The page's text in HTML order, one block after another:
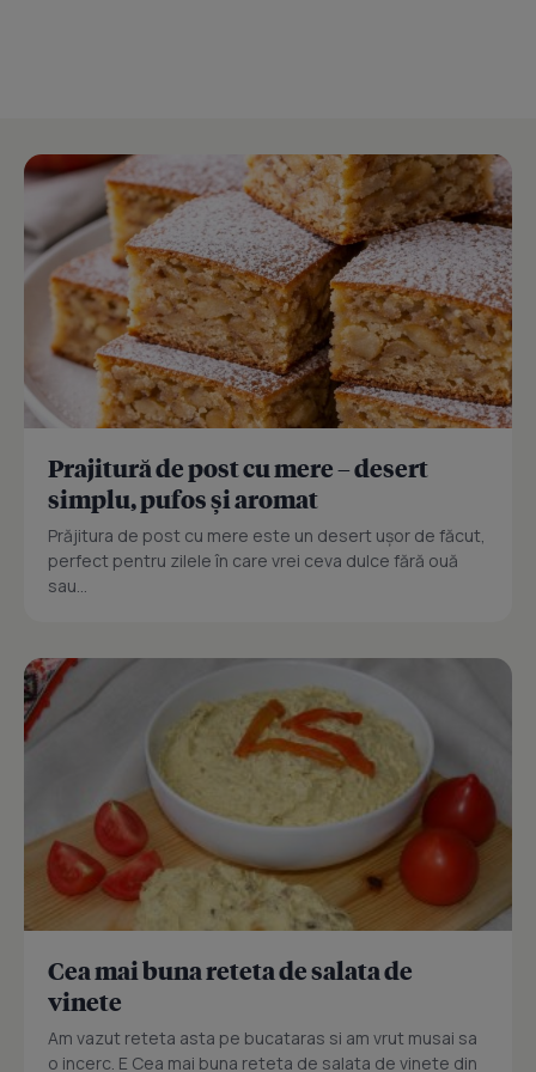
Prajitură de post cu mere – desert
simplu, pufos și aromat
Prăjitura de post cu mere este un desert ușor de făcut,
perfect pentru zilele în care vrei ceva dulce fără ouă
sau...
Cea mai buna reteta de salata de
vinete
Am vazut reteta asta pe bucataras si am vrut musai sa
o incerc. E Cea mai buna reteta de salata de vinete din